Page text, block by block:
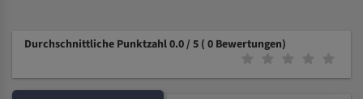
Durchschnittliche Punktzahl 0.0 / 5 ( 0 Bewertungen)